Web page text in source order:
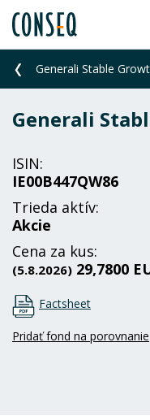
Generali
ISIN:
IE00B447QW86
Trieda aktív:
Akcie
Cena za kus:
(5.8.2026) 29,7800
Factsheet
Pridať fond na porovnanie